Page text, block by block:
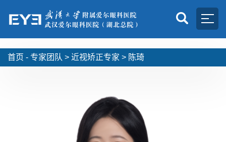
首页 - 专家团队 > 近视矫正专家 > 陈琦